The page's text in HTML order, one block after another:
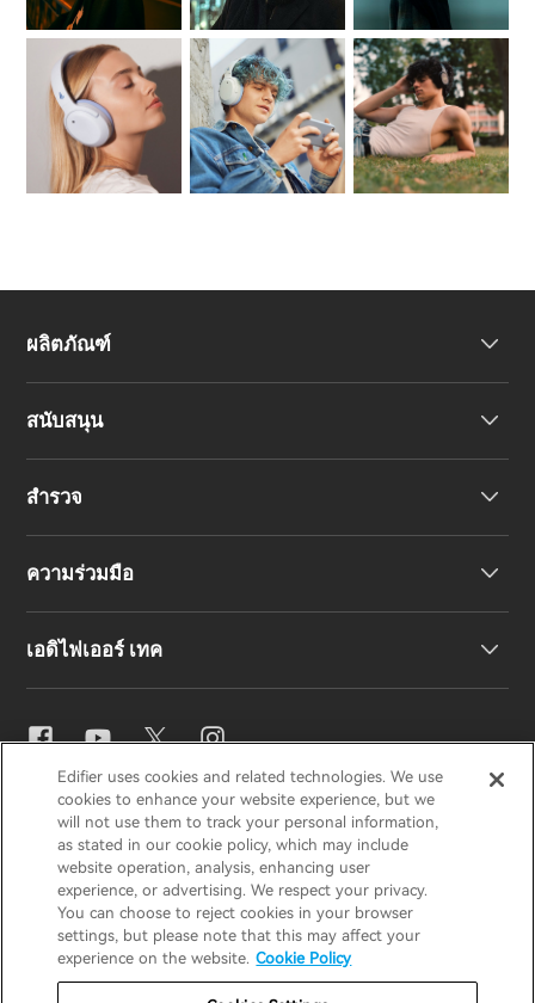
ผลิตภัณฑ์
สนับสนุน
สำรวจ
ความร่วมมือ
สมัครเป็นตัวแทนจำหน่าย
เอดิไฟเออร์ เทค
การตั้งค่าอีคิว
Snapdragon Sound™
การสตรีมเพลง
EDIFIERAIRPULSESTAXHECATE
ประกาศความเป็นส่วนตัวประกาศเกี่ยวกับคุกกี้
นโยบายการรับประกัน
ข้อกำหนดการใช้งาน
ประเทศไทย / ไทย
Edifier uses cookies and related technologies. We use
cookies to enhance your website experience, but we
will not use them to track your personal information,
as stated in our cookie policy, which may include
website operation, analysis, enhancing user
experience, or advertising. We respect your privacy.
You can choose to reject cookies in your browser
settings, but please note that this may affect your
experience on the website. Cookie Policy